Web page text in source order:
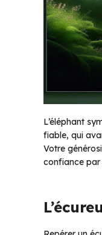
L’éléphant
fiable, qui
Votre
confiance